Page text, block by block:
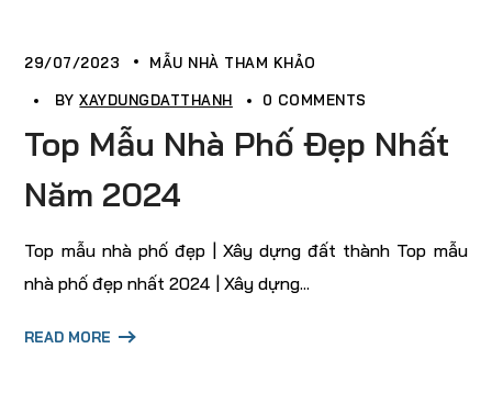
29/07/2023 MẪU NHÀ THAM KHẢO
BYXAYDUNGDATTHANH 0 COMMENTS
Top Mẫu Nhà Phố Đẹp Nhất
Năm 2024
Top mẫu nhà phố đẹp | Xây dựng đất thành Top mẫu
nhà phố đẹp nhất 2024 | Xây dựng...
READ MORE